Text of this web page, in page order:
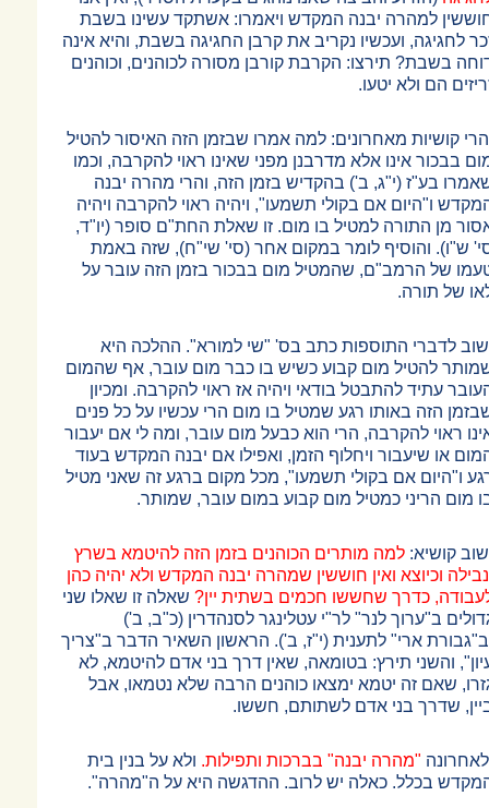
למהרה יבנה המקדש ויאמרו: אשתקד עשינו בשבת
לחגיגה, ועכשיו נקריב את קרבן החגיגה בשבת, והיא אינה
בשבת? תירצו: הקרבת קורבן מסורה לכוהנים, וכוהנים
הם ולא יטעו.
קושיות מאחרונים: למה אמרו שבזמן הזה האיסור להטיל
בבכור אינו אלא מדרבנן מפני שאינו ראוי להקרבה, וכמו
בע"ז (י"ג, ב') בהקדיש בזמן הזה, והרי מהרה יבנה
ו"היום אם בקולי תשמעו", ויהיה ראוי להקרבה ויהיה
מן התורה למטיל בו מום. זו שאלת החת"ם סופר (יו"ד,
ש"ו). והוסיף לומר במקום אחר (סי' שי"ח), שזה באמת
של הרמב"ם, שהמטיל מום בבכור בזמן הזה עובר על
של תורה.
לדברי התוספות כתב בס' "שי למורא". ההלכה היא
להטיל מום קבוע כשיש בו כבר מום עובר, אף שהמום
עתיד להתבטל בודאי ויהיה אז ראוי להקרבה. ומכיון
הזה באותו רגע שמטיל בו מום הרי עכשיו על כל פנים
ראוי להקרבה, הרי הוא כבעל מום עובר, ומה לי אם יעבור
או שיעבור ויחלוף הזמן, ואפילו אם יבנה המקדש בעוד
ו"היום אם בקולי תשמעו", מכל מקום ברגע זה שאני מטיל
מום הריני כמטיל מום קבוע במום עובר, שמותר.
קושיא: למה מותרים הכוהנים בזמן הזה להיטמא בשרץ
וכיוצא ואין חוששין שמהרה יבנה המקדש ולא יהיה כהן
כדרך שחששו חכמים בשתית יין? שאלה זו שאלו שני
ב"ערוך לנר" לר"י עטלינגר לסנהדרין (כ"ב, ב')
ארי" לתענית (י"ז, ב'). הראשון השאיר הדבר ב"צריך
והשני תירץ: בטומאה, שאין דרך בני אדם להיטמא, לא
שאם זה יטמא ימצאו כוהנים הרבה שלא נטמאו, אבל
שדרך בני אדם לשתותם, חששו.
"מהרה יבנה" בברכות ותפילות. ולא על בנין בית
בכלל. כאלה יש לרוב. ההדגשה היא על ה"מהרה".